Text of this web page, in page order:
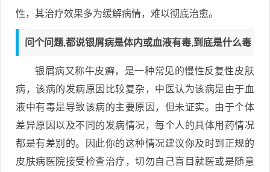
性，其治疗效果多为缓解病情，难以彻底治愈。
问个问题,都说银屑病是体内或血液有毒,到底是什么毒
银屑病又称牛皮癣，是一种常见的慢性反复性皮肤
病，该病的发病原因比较复杂，中医认为该病是由于血
液中有毒是导致该病的主要原因，但未证实。由于个体
差异原因以及不同的发病情况，每个人的具体用药情况
都是有差别的。因此你的这种情况建议你及时到正规的
皮肤病医院接受检查治疗，切勿自己盲目就医或是随意